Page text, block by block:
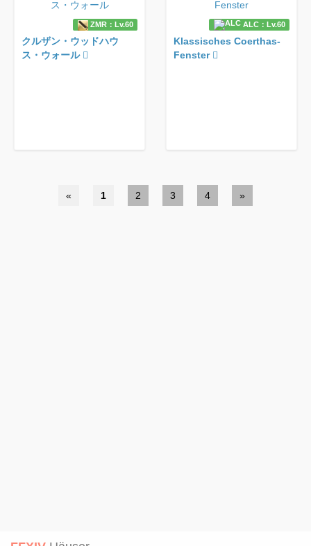
ZMR：Lv.60
クルザン・ウッドハウ
ス・ウォール
ALC：Lv.60
Klassisches Coerthas-
Fenster
« 1 2 3 4 »